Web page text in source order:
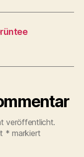
veröffentlicht.
* markiert